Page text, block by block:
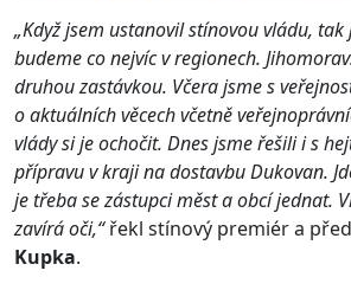
„Když jsem ustanovil stínovou vládu,
budeme co nejvíc v regionech.
druhou zastávkou. Včera jsme s
o aktuálních věcech včetně
vlády si je ochočit. Dnes jsme řešili i s
přípravu v kraji na dostavbu Dukovan.
je třeba se zástupci měst a obcí jednat.
zavírá oči,“řekl stínový premiér a
Kupka.